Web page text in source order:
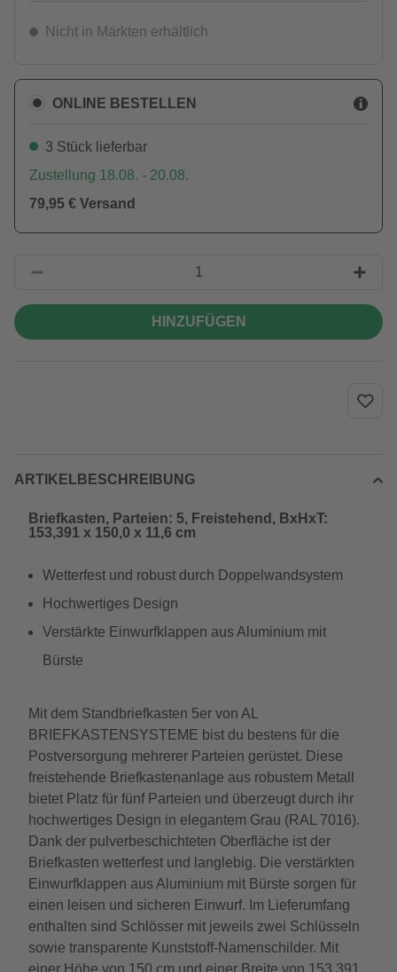
Nicht in Märkten erhältlich
ONLINE BESTELLEN
3 Stück lieferbar
Zustellung 18.08. - 20.08.
79,95 € Versand
HINZUFÜGEN
ARTIKELBESCHREIBUNG
Briefkasten, Parteien: 5, Freistehend, BxHxT:
153,391 x 150,0 x 11,6 cm
Wetterfest und robust durch Doppelwandsystem
Hochwertiges Design
Verstärkte Einwurfklappen aus Aluminium mit
Bürste
Mit dem Standbriefkasten 5er von AL
BRIEFKASTENSYSTEME bist du bestens für die
Postversorgung mehrerer Parteien gerüstet. Diese
freistehende Briefkastenanlage aus robustem Metall
bietet Platz für fünf Parteien und überzeugt durch ihr
hochwertiges Design in elegantem Grau (RAL 7016).
Dank der pulverbeschichteten Oberfläche ist der
Briefkasten wetterfest und langlebig. Die verstärkten
Einwurfklappen aus Aluminium mit Bürste sorgen für
einen leisen und sicheren Einwurf. Im Lieferumfang
enthalten sind Schlösser mit jeweils zwei Schlüsseln
sowie transparente Kunststoff-Namenschilder. Mit
einer Höhe von 150 cm und einer Breite von 153,391